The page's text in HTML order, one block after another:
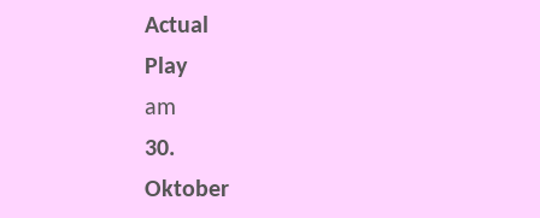
Actual
Play
am
30.
Oktober